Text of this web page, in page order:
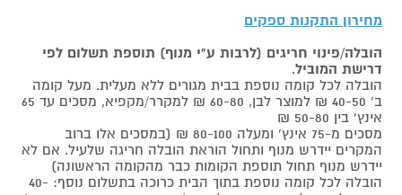
מחירון התקנות ספקים
הובלה/פינוי חריגים (לרבות ע"י מנוף) תוספת תשלום לפי
דרישת המוביל.
הובלה לכל קומה נוספת בבית מגורים ללא מעלית. מעל קומה
ב' 40-50 ₪ למוצר לבן, 60-80 ₪ למקרר/מקפיא, מסכים עד 65
אינץ' בין 50-80 ₪
מסכים מ-75 אינץ' ומעלה 80-100 ₪ (במסכים אלו ברוב
המקרים יידרש מנוף ותחול הוראת הובלה חריגה שלעיל. אם לא
יידרש מנוף תחול תוספת הקומות כבר מהקומה הראשונה)
הובלה לכל קומה נוספת בתוך הבית כרוכה בתשלום נוסף: 40-